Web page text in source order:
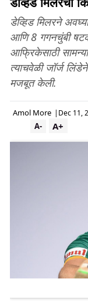
डेव्हिड मिलरने
आणि 8 गगनचुंबी
आफ्रिकेसाठी
त्याचवेळी जॉर्ज
मजबूत केली.
Amol More | Dec 11,
A+
A-